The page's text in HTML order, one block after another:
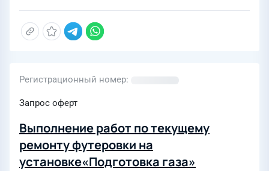
Регистрационный номер
Запрос оферт
Выполнение работ по текущему
ремонту футеровки на
установке«Подготовка газа»